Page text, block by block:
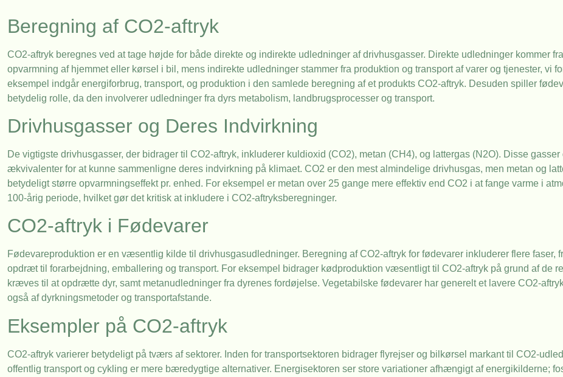
Beregning af CO2-aftryk
CO2-aftryk beregnes ved at tage højde for både direkte og indirekte udledninger af drivhusgasser. Direkte udledninger kommer
opvarmning af hjemmet eller kørsel i bil, mens indirekte udledninger stammer fra produktion og transport af varer og tjenester, vi
eksempel indgår energiforbrug, transport, og produktion i den samlede beregning af et produkts CO2-aftryk. Desuden spiller
betydelig rolle, da den involverer udledninger fra dyrs metabolism, landbrugsprocesser og transport.
Drivhusgasser og Deres Indvirkning
De vigtigste drivhusgasser, der bidrager til CO2-aftryk, inkluderer kuldioxid (CO2), metan (CH4), og lattergas (N2O). Disse
ækvivalenter for at kunne sammenligne deres indvirkning på klimaet. CO2 er den mest almindelige drivhusgas, men metan og
betydeligt større opvarmningseffekt pr. enhed. For eksempel er metan over 25 gange mere effektiv end CO2 i at fange varme i
100-årig periode, hvilket gør det kritisk at inkludere i CO2-aftryksberegninger.
CO2-aftryk i Fødevarer
Fødevareproduktion er en væsentlig kilde til drivhusgasudledninger. Beregning af CO2-aftryk for fødevarer inkluderer flere faser,
opdræt til forarbejdning, emballering og transport. For eksempel bidrager kødproduktion væsentligt til CO2-aftryk på grund af de
kræves til at opdrætte dyr, samt metanudledninger fra dyrenes fordøjelse. Vegetabilske fødevarer har generelt et lavere CO2-
også af dyrkningsmetoder og transportafstande.
Eksempler på CO2-aftryk
CO2-aftryk varierer betydeligt på tværs af sektorer. Inden for transportsektoren bidrager flyrejser og bilkørsel markant til CO2-
offentlig transport og cykling er mere bæredygtige alternativer. Energisektoren ser store variationer afhængigt af energikilderne;